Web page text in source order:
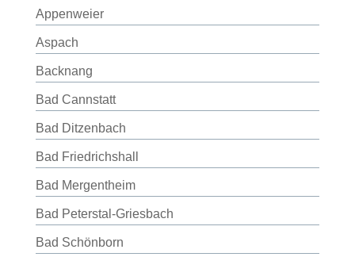
Appenweier
Aspach
Backnang
Bad Cannstatt
Bad Ditzenbach
Bad Friedrichshall
Bad Mergentheim
Bad Peterstal-Griesbach
Bad Schönborn